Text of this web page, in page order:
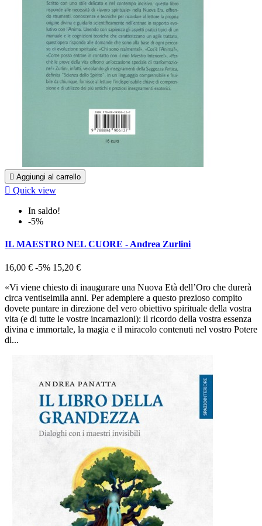
 Aggiungi al carrello
 Quick view
In saldo!
-5%
IL MAESTRO NEL CUORE - Andrea Zurlini
16,00 € -5% 15,20 €
«Vi viene chiesto di inaugurare una Nuova Età dell’Oro che durerà
circa ventiseimila anni. Per adempiere a questo prezioso compito
dovete puntare in direzione del vero obiettivo spirituale della vostra
vita (e di tutte le vostre incarnazioni): il ricordo della vostra essenza
divina e immortale, la magia e il miracolo contenuti nel vostro Potere
di...